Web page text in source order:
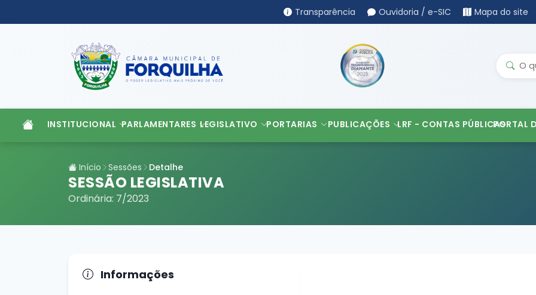
Transparência Ouvidoria / e-SIC Mapa do site
INSTITUCIONAL PARLAMENTARES LEGISLATIVO PORTARIAS PUBLICAÇÕES LRF - CONTAS PÚBLICASPORTAL
Início Sessões Detalhe
SESSÃO LEGISLATIVA
Ordinária: 7/2023
Informações